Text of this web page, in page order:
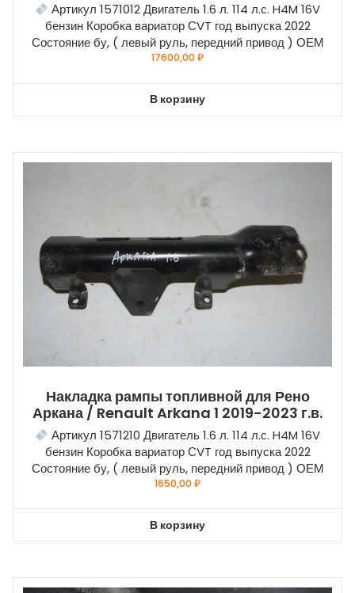
Артикул 1571012 Двигатель 1.6 л. 114 л.с. H4M 16V
бензин Коробка вариатор СVT год выпуска 2022
Состояние бу, ( левый руль, передний привод ) ОЕМ
17600,00₽
В корзину
Накладка рампы топливной для Рено
Аркана / Renault Arkana 1 2019-2023 г.в.
Артикул 1571210 Двигатель 1.6 л. 114 л.с. H4M 16V
бензин Коробка вариатор СVT год выпуска 2022
Состояние бу, ( левый руль, передний привод ) ОЕМ
1650,00₽
В корзину